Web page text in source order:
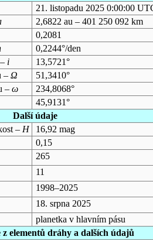
21. listopadu 2025 0:00:00
2,6822 au – 401 250 092 km
0,2081
0,2244°/den
i
13,5721°
– Ω
51,3410°
– ω
234,8068°
45,9131°
Další údaje
– H
16,92 mag
0,15
265
11
1998–2025
18. srpna 2025
planetka v hlavním pásu
z elementů dráhy a dalších údajů